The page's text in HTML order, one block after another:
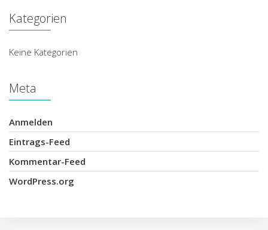
Kategorien
Keine Kategorien
Meta
Anmelden
Eintrags-Feed
Kommentar-Feed
WordPress.org